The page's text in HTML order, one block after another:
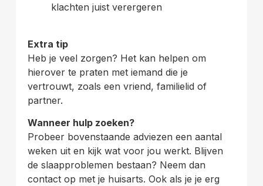
klachten juist verergeren
Extra tip
Heb je veel zorgen? Het kan helpen om
hierover te praten met iemand die je
vertrouwt, zoals een vriend, familielid of
partner.
Wanneer hulp zoeken?
Probeer bovenstaande adviezen een aantal
weken uit en kijk wat voor jou werkt. Blijven
de slaapproblemen bestaan? Neem dan
contact op met je huisarts. Ook als je je erg